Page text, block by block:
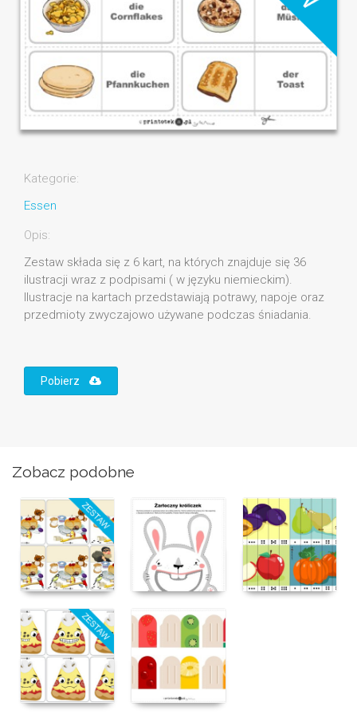
Kategorie:
Essen
Opis:
Zestaw składa się z 6 kart, na których znajduje się 36
ilustracji wraz z podpisami ( w języku niemieckim).
Ilustracje na kartach przedstawiają potrawy, napoje oraz
przedmioty zwyczajowo używane podczas śniadania.
Pobierz
Zobacz podobne